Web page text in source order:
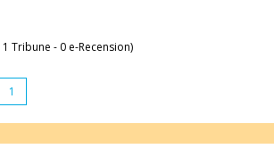
Tribune - 0 e-Recension)
1